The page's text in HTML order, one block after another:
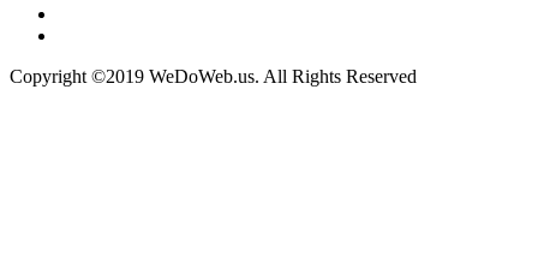
Copyright ©2019 WeDoWeb.us. All Rights Reserved